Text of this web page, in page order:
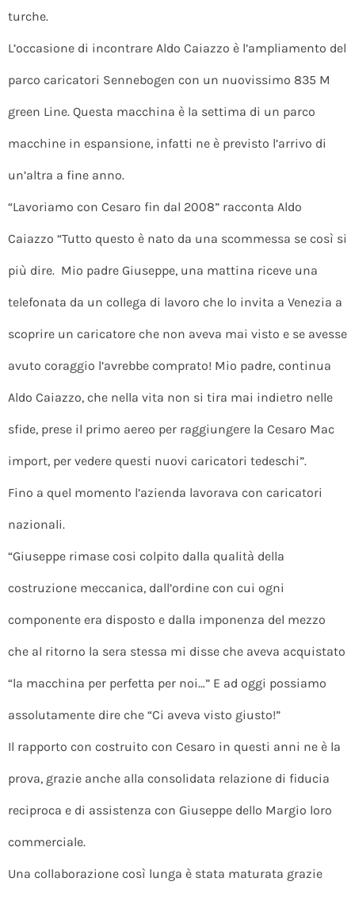
turche.
L’occasione di incontrare Aldo Caiazzo è l’ampliamento del
parco caricatori Sennebogen con un nuovissimo 835 M
green Line. Questa macchina è la settima di un parco
macchine in espansione, infatti ne è previsto l’arrivo di
un’altra a fine anno.
“Lavoriamo con Cesaro fin dal 2008” racconta Aldo
Caiazzo “Tutto questo è nato da una scommessa se così si
più dire. Mio padre Giuseppe, una mattina riceve una
telefonata da un collega di lavoro che lo invita a Venezia a
scoprire un caricatore che non aveva mai visto e se avesse
avuto coraggio l’avrebbe comprato! Mio padre, continua
Aldo Caiazzo, che nella vita non si tira mai indietro nelle
sfide, prese il primo aereo per raggiungere la Cesaro Mac
import, per vedere questi nuovi caricatori tedeschi”.
Fino a quel momento l’azienda lavorava con caricatori
nazionali.
“Giuseppe rimase cosi colpito dalla qualità della
costruzione meccanica, dall’ordine con cui ogni
componente era disposto e dalla imponenza del mezzo
che al ritorno la sera stessa mi disse che aveva acquistato
“la macchina per perfetta per noi…” E ad oggi possiamo
assolutamente dire che “Ci aveva visto giusto!”
Il rapporto con costruito con Cesaro in questi anni ne è la
prova, grazie anche alla consolidata relazione di fiducia
reciproca e di assistenza con Giuseppe dello Margio loro
commerciale.
Una collaborazione così lunga è stata maturata grazie